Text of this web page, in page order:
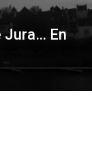
Jura… En